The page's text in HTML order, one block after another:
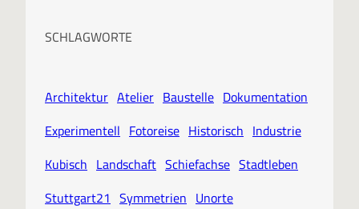
SCHLAGWORTE
Architektur Atelier Baustelle Dokumentation
Experimentell Fotoreise Historisch Industrie
Kubisch Landschaft Schiefachse Stadtleben
Stuttgart21 Symmetrien Unorte